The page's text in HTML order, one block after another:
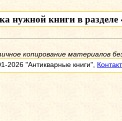
нужной книги в разделе
копирование материалов
2026 "Антикварные книги",